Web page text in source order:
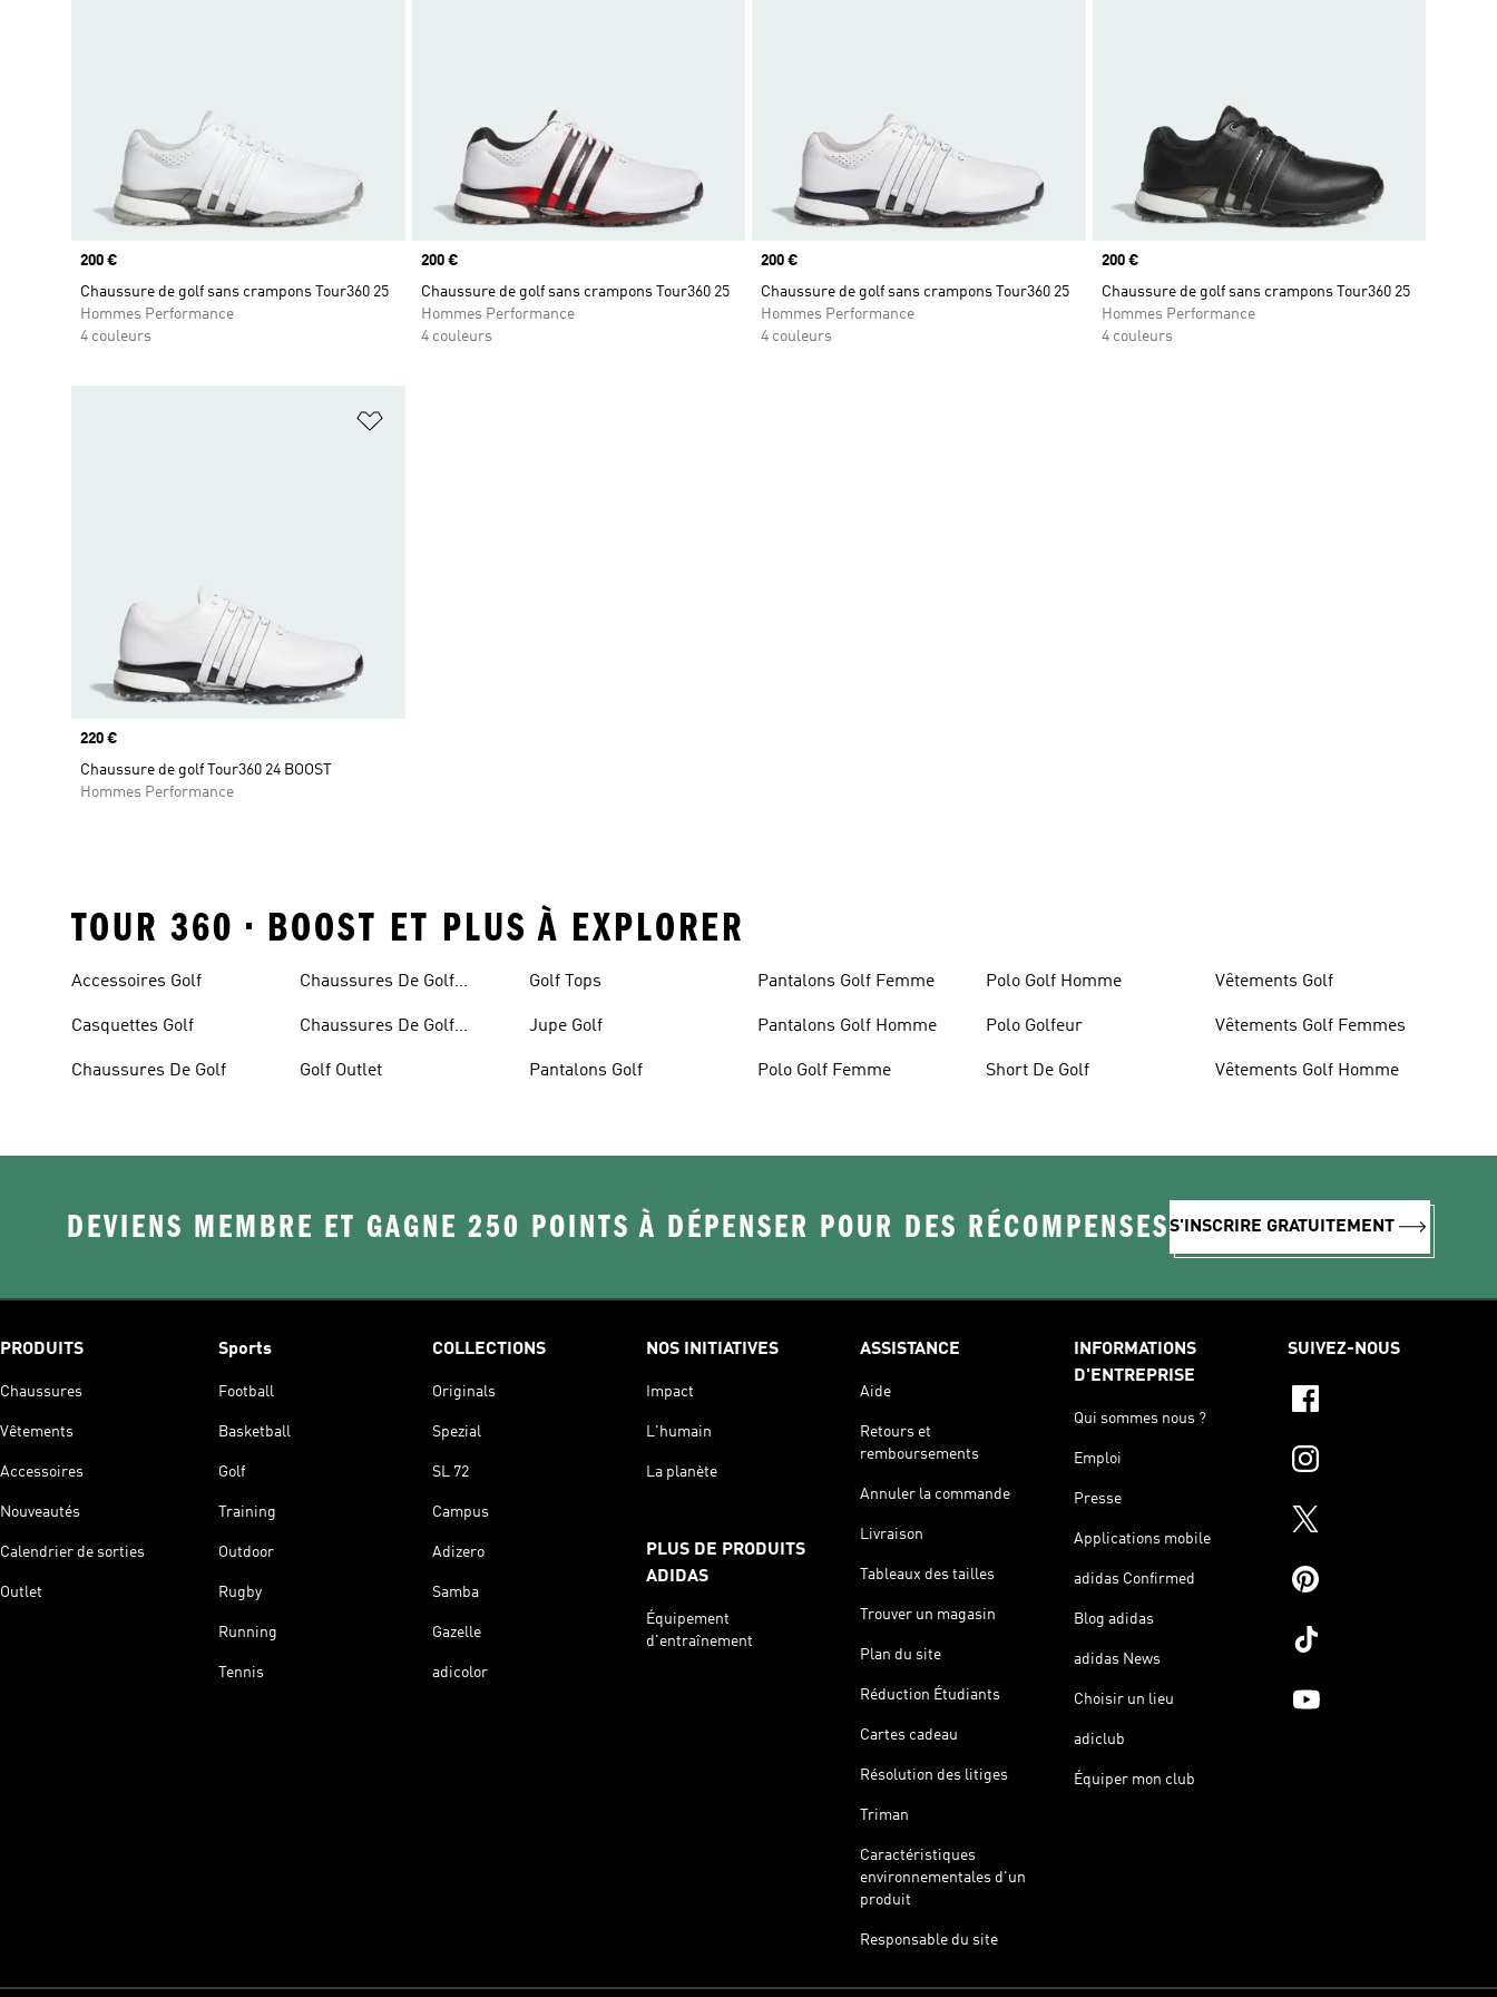
Prix
200 €
Chaussure de golf sans crampons Tour360 25
Hommes Performance
4 couleurs
Prix
200 €
Chaussure de golf sans crampons Tour360 25
Hommes Performance
4 couleurs
Prix
200 €
Chaussure de golf sans crampons Tour360 25
Hommes Performance
4 couleurs
Prix
200 €
Chaussure de golf sans crampons Tour360 25
Hommes Performance
4 couleurs
Prix
220 €
Chaussure de golf Tour360 24 BOOST
Hommes Performance
TOUR 360 • BOOST ET PLUS À EXPLORER
Accessoires Golf
Casquettes Golf
Chaussures De Golf
Chaussures De Golf
Chaussures De Golf
Golf Outlet
Golf Tops
Jupe Golf
Pantalons Golf
Pantalons Golf Femme
Pantalons Golf Homme
Polo Golf Femme
Polo Golf Homme
Polo Golfeur
Short De Golf
Vêtements Golf
Vêtements Golf Femmes
Vêtements Golf Homme
DEVIENS MEMBRE ET GAGNE 250 POINTS À DÉPENSER POUR DES RÉCOMPENSESS'INSCRIRE GRATUITEMENT
PRODUITS
Chaussures
Vêtements
Accessoires
Nouveautés
Calendrier de sorties
Outlet
Sports
Football
Basketball
Golf
Training
Outdoor
Rugby
Running
Tennis
COLLECTIONS
Originals
Spezial
SL 72
Campus
Adizero
Samba
Gazelle
adicolor
NOS INITIATIVES
Impact
L'humain
La planète
PLUS DE PRODUITS
ADIDAS
Équipement
d'entraînement
ASSISTANCE
Aide
Retours et
remboursements
Annuler la commande
Livraison
Tableaux des tailles
Trouver un magasin
Plan du site
Réduction Étudiants
Cartes cadeau
Résolution des litiges
Triman
Caractéristiques
environnementales d'un
produit
Responsable du site
INFORMATIONS
D'ENTREPRISE
Qui sommes nous ?
Emploi
Presse
Applications mobile
adidas Confirmed
Blog adidas
adidas News
Choisir un lieu
adiclub
Équiper mon club
SUIVEZ-NOUS